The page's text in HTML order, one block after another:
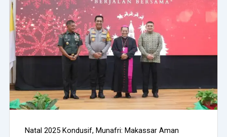
Natal 2025 Kondusif, Munafri: Makassar Aman